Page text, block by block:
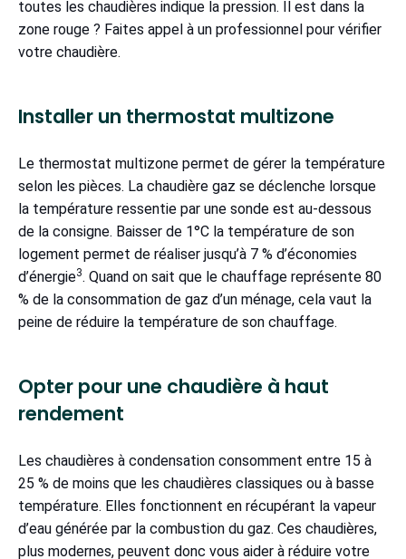
toutes les chaudières indique la pression. Il est dans la
zone rouge ? Faites appel à un professionnel pour vérifier
votre chaudière.
Installer un thermostat multizone
Le thermostat multizone permet de gérer la température
selon les pièces. La chaudière gaz se déclenche lorsque
la température ressentie par une sonde est au-dessous
de la consigne. Baisser de 1°C la température de son
logement permet de réaliser jusqu’à 7 % d’économies
d’énergie3. Quand on sait que le chauffage représente 80
% de la consommation de gaz d’un ménage, cela vaut la
peine de réduire la température de son chauffage.
Opter pour une chaudière à haut
rendement
Les chaudières à condensation consomment entre 15 à
25 % de moins que les chaudières classiques ou à basse
température. Elles fonctionnent en récupérant la vapeur
d’eau générée par la combustion du gaz. Ces chaudières,
plus modernes, peuvent donc vous aider à réduire votre